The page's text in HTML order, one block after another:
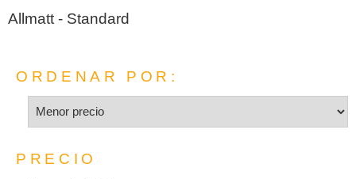
Allmatt - Standard
ORDENAR POR:
PRECIO